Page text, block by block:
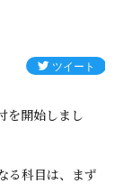
を開始しまし
る科目は、まず